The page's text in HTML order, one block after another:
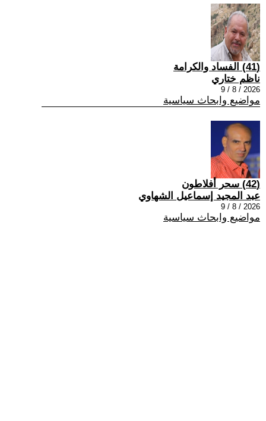
(41) الفساد والكرامة
ناظم ختاري
2026 / 8 / 9
مواضيع وابحاث سياسية
(42) سحر أفلاطون
عبد المجيد إسماعيل الشهاوي
2026 / 8 / 9
مواضيع وابحاث سياسية